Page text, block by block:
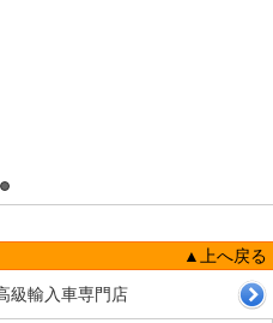
▲上へ戻る
級輸入車専門店